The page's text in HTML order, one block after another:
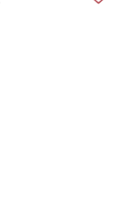
- Weiß